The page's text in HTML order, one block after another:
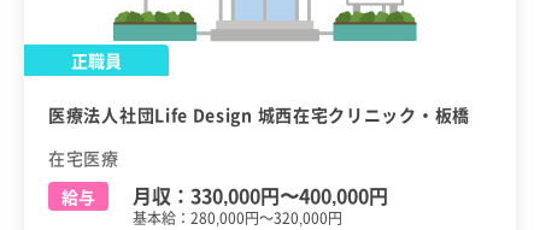
正職員
医療法人社団Life Design 城西在宅クリニック・板橋
在宅医療
給与
月収： 330,000円〜400,000円
基本給：280,000円～320,000円